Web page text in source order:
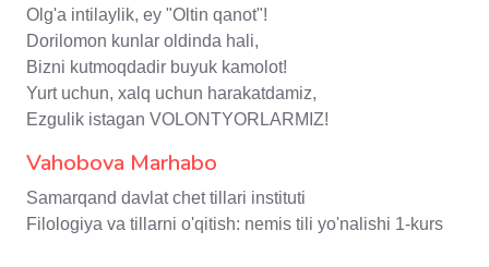
Olg'a intilaylik, ey "Oltin qanot"!
Dorilomon kunlar oldinda hali,
Bizni kutmoqdadir buyuk kamolot!
Yurt uchun, xalq uchun harakatdamiz,
Ezgulik istagan VOLONTYORLARMIZ!
Vahobova Marhabo
Samarqand davlat chet tillari instituti
Filologiya va tillarni o'qitish: nemis tili yo'nalishi 1-kurs